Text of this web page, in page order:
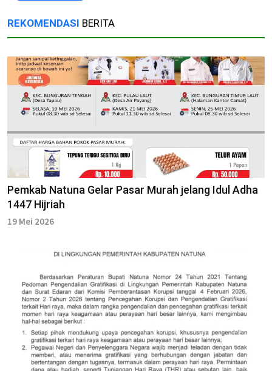
REKOMENDASI BERITA
Pemkab Natuna Gelar Pasar Murah jelang Idul Adha
1447 Hijriah
19 Mei 2026